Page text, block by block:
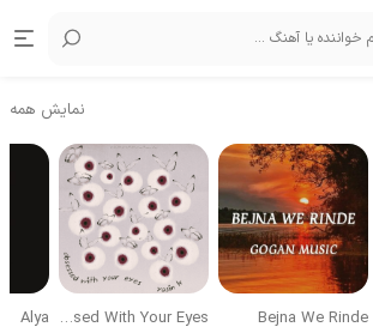
نمایش همه
Bejna We Rinde
Obsessed With Your Eyes
Alya